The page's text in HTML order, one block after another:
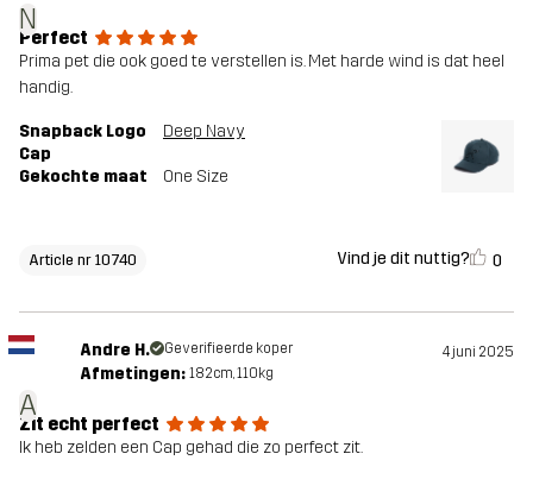
N
Perfect
Prima pet die ook goed te verstellen is. Met harde wind is dat heel
handig.
Snapback Logo
Cap
Deep Navy
Gekochte maat One Size
Article nr 10740 Vind je dit nuttig? 0
A
Andre H. Geverifieerde koper 4 juni 2025
Afmetingen: 182cm, 110kg
Zit echt perfect
Ik heb zelden een Cap gehad die zo perfect zit.